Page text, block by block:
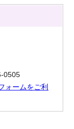
0505
ォームをご利